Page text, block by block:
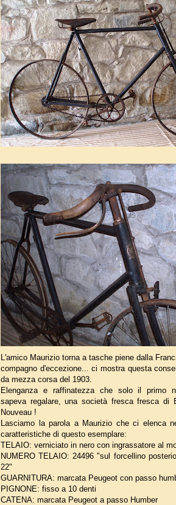
L'amico Maurizio torna a tasche piene dalla
compagno d'eccezione... ci mostra questa
da mezza corsa del 1903.
Elenganza e raffinatezza che solo il primo
sapeva regalare, una società fresca fresca di
Nouveau !
Lasciamo la parola a Maurizio che ci elenca
caratteristiche di questo esemplare:
TELAIO: verniciato in nero con ingrassatore al
NUMERO TELAIO: 24496 "sul forcellino
22"
GUARNITURA: marcata Peugeot con passo
PIGNONE: fisso a 10 denti
CATENA: marcata Peugeot a passo Humber